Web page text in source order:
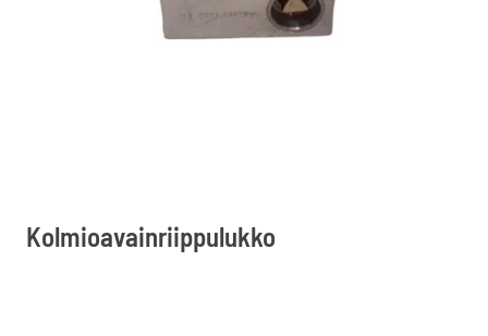
Kolmioavainriippulukko